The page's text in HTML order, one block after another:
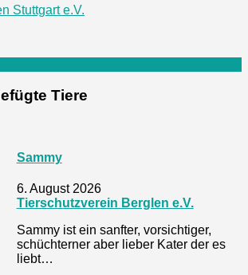
Stuttgart e.V.
Tiere
Sammy
6. August 2026
Tierschutzverein Berglen e.V.
Sammy ist ein sanfter, vorsichtiger,
schüchterner aber lieber Kater der es
liebt…